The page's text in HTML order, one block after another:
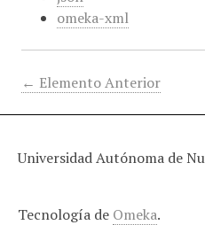
omeka-xml
← Elemento Anterior
Universidad Autónoma de
Tecnología de Omeka.